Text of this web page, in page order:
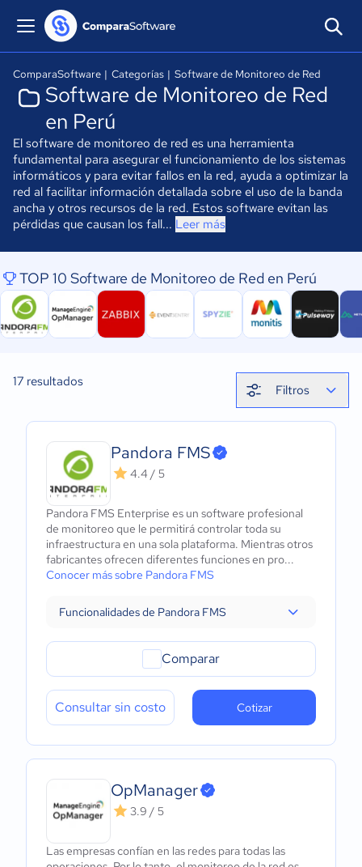
ComparaSoftware | Categorías | Software de Monitoreo de Red
Software de Monitoreo de Red
en Perú
El software de monitoreo de red es una herramienta
fundamental para asegurar el funcionamiento de los sistemas
informáticos y para evitar fallos en la red, ayuda a optimizar la
red al facilitar información detallada sobre el uso de la banda
ancha y otros recursos de la red. Estos software evitan las
pérdidas que causan los fall... Leer más
TOP 10 Software de Monitoreo de Red en Perú
17 resultados
Filtros
Pandora FMS
4.4 / 5
Pandora FMS Enterprise es un software profesional
de monitoreo que le permitirá controlar toda su
infraestructura en una sola plataforma. Mientras otros
fabricantes ofrecen diferentes funciones en pro...
Conocer más sobre Pandora FMS
Funcionalidades de Pandora FMS
Comparar
Consultar sin costo Cotizar
OpManager
3.9 / 5
Las empresas confían en las redes para todas las